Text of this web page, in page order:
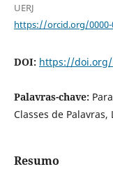
UERJ
https://orcid.org/0000-
DOI: https://doi.org/
Palavras-chave:
Classes de Palavras,
Resumo